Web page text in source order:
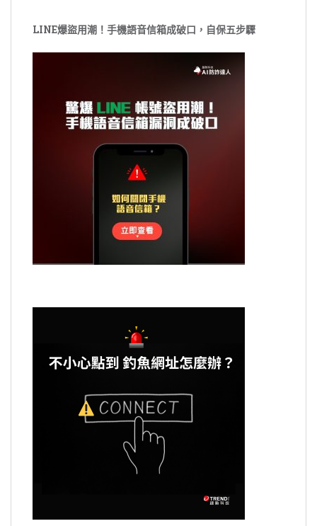
LINE爆盜用潮！手機語音信箱成破口，自保五步驟